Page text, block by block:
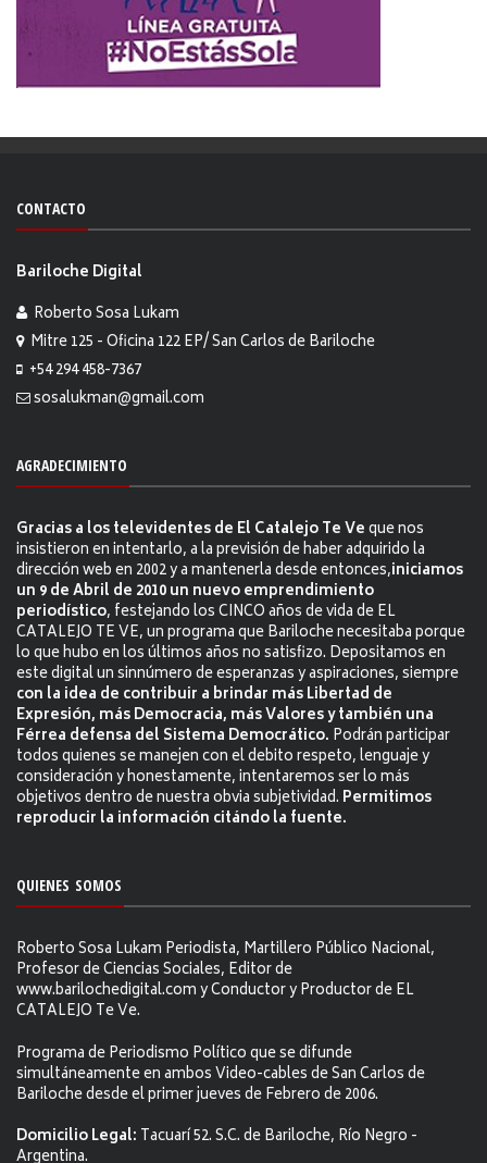
CONTACTO
Bariloche Digital
Roberto Sosa Lukam
Mitre 125 - Oficina 122 EP/ San Carlos de Bariloche
+54 294 458-7367
sosalukman@gmail.com
AGRADECIMIENTO
Gracias a los televidentes de El Catalejo Te Veque nos
insistieron en intentarlo, a la previsión de haber adquirido la
dirección web en 2002 y a mantenerla desde entonces,iniciamos
un 9 de Abril de 2010 un nuevo emprendimiento
periodístico, festejando los CINCO años de vida de EL
CATALEJO TE VE, un programa que Bariloche necesitaba porque
lo que hubo en los últimos años no satisfizo. Depositamos en
este digital un sinnúmero de esperanzas y aspiraciones, siempre
con la idea de contribuir a brindar más Libertad de
Expresión, más Democracia, más Valores y también una
Férrea defensa del Sistema Democrático. Podrán participar
todos quienes se manejen con el debito respeto, lenguaje y
consideración y honestamente, intentaremos ser lo más
objetivos dentro de nuestra obvia subjetividad. Permitimos
reproducir la información citándo la fuente.
QUIENES SOMOS
Roberto Sosa Lukam Periodista, Martillero Público Nacional,
Profesor de Ciencias Sociales, Editor de
www.barilochedigital.com y Conductor y Productor de EL
CATALEJO Te Ve.
Programa de Periodismo Político que se difunde
simultáneamente en ambos Video-cables de San Carlos de
Bariloche desde el primer jueves de Febrero de 2006.
Domicilio Legal: Tacuarí 52. S.C. de Bariloche, Río Negro -